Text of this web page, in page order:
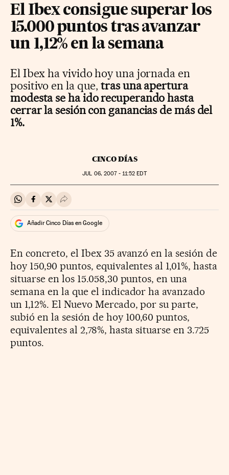
El Ibex consigue superar los
15.000 puntos tras avanzar
un 1,12% en la semana
El Ibex ha vivido hoy una jornada en
positivo en la que,tras una apertura
modesta se ha ido recuperando hasta
cerrar la sesión con ganancias de más del
1%.
CINCO DÍAS
JUL 06, 2007 - 11:52 EDT
Compartir en Whatsapp
Compartir en Facebook
Compartir en Twitter
Desplegar Redes Sociales
Añadir Cinco Días en Google
En concreto, el Ibex 35 avanzó en la sesión de
hoy 150,90 puntos, equivalentes al 1,01%, hasta
situarse en los 15.058,30 puntos, en una
semana en la que el indicador ha avanzado
un 1,12%. El Nuevo Mercado, por su parte,
subió en la sesión de hoy 100,60 puntos,
equivalentes al 2,78%, hasta situarse en 3.725
puntos.